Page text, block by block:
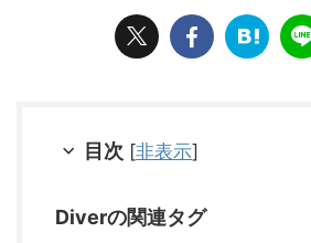
目次 [非表示]
Diverの関連タグ